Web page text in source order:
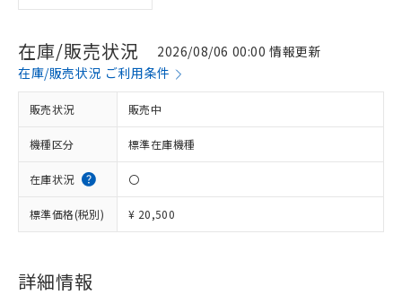
在庫/販売状況
2026/08/06 00:00 情報更新
在庫/販売状況 ご利用条件
販売状況 販売中
機種区分 標準在庫機種
在庫状況 〇
標準価格(税別) ¥ 20,500
詳細情報